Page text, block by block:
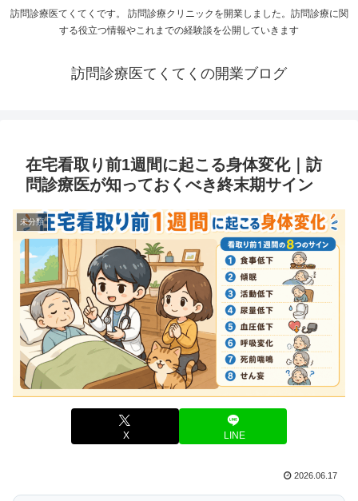
訪問診療医てくてくです。 訪問診療クリニックを開業しました。訪問診療に関
する役立つ情報やこれまでの経験談を公開していきます
訪問診療医てくてくの開業ブログ
在宅看取り前1週間に起こる身体変化｜訪
問診療医が知っておくべき終末期サイン
未分類
X LINE
2026.06.17